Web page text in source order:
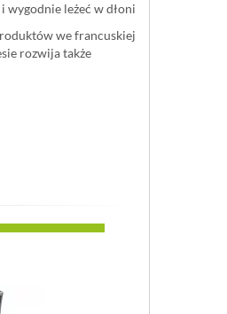
wygodnie leżeć w dłoni
we francuskiej
rozwija także